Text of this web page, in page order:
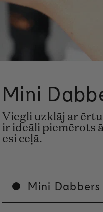
Mini
Viegli uzklāj ar
ir ideāli piemērots
esi ceļā.
Mini Dabbers